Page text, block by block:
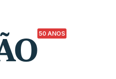
50 ANOS